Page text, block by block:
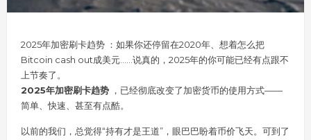
2025年加密刷卡趋势 ：如果你还停留在2020年、想着怎么把
Bitcoin cash out成美元……说真的，2025年的你可能已经有点跟不
上节奏了。
2025年加密刷卡趋势 ，已经彻底改变了加密货币的使用方式——
简单、快速、甚至有点酷。
以前的我们，总觉得“持有才是王道”，眼巴巴盼着币价飞天。可到了